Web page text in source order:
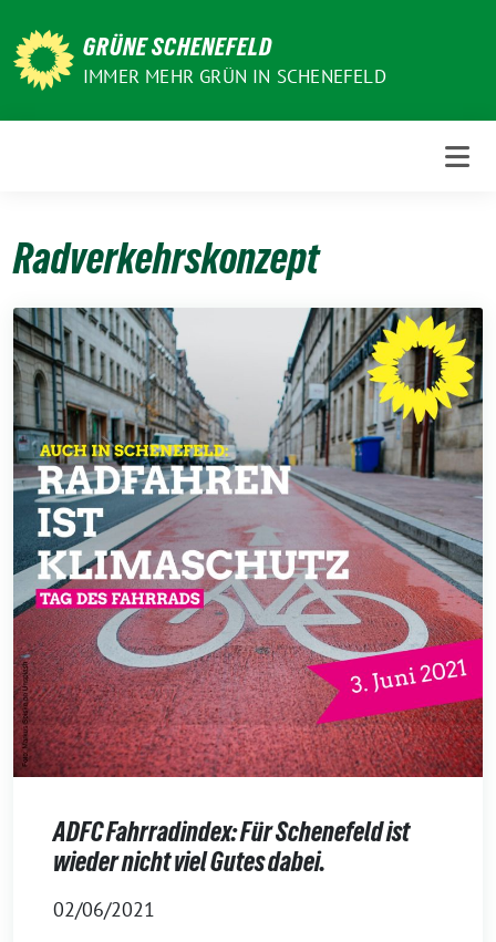
zum
Inhalt
GRÜNE SCHENEFELD
IMMER MEHR GRÜN IN SCHENEFELD
Radverkehrskonzept
ADFC Fahrradindex: Für Schenefeld ist
wieder nicht viel Gutes dabei.
02/06/2021